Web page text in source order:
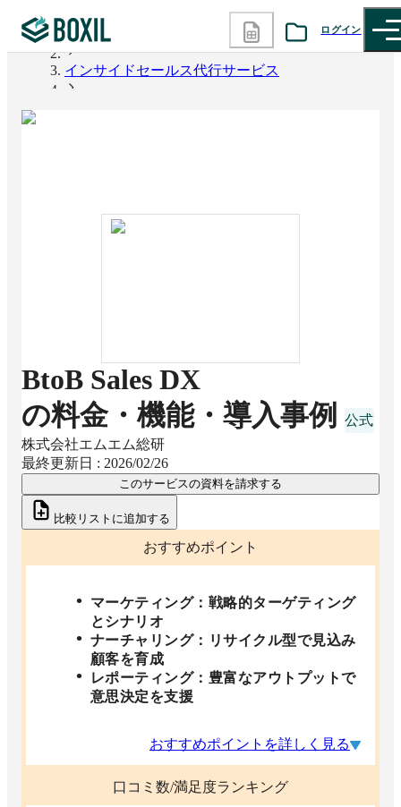
ログイン
カテゴリから探す
BOXILの使い方ガイド
BOXIL
インサイドセールス代行サービス
BtoB Sales DX
の料金・機能・導入事例
株式会社エムエム総研
最終更新日 : 2026/02/26
このサービスの資料を請求する
比較リストに追加する
おすすめポイント
マーケティング：戦略的ターゲティング
とシナリオ
ナーチャリング：リサイクル型で見込み
顧客を育成
レポーティング：豊富なアウトプットで
意思決定を支援
おすすめポイントを詳しく見る
口コミ数/満足度ランキング